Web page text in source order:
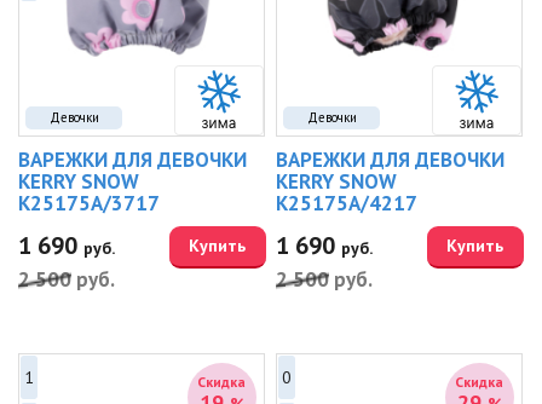
Девочки
ВАРЕЖКИ ДЛЯ ДЕВОЧКИ
KERRY SNOW
K25175A/3717
1 690 руб.
2 500 руб.
Купить
Девочки
ВАРЕЖКИ ДЛЯ ДЕВОЧКИ
KERRY SNOW
K25175A/4217
1 690 руб.
2 500 руб.
Купить
Скидка
1 Скидка
0